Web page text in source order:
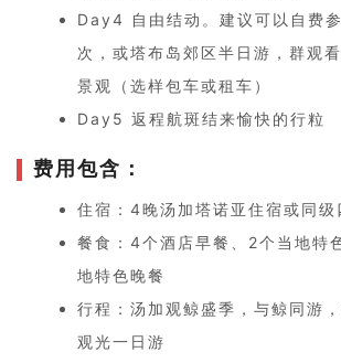
Day4 自由结动。建议可以自费
次，或塔布岛郊区半日游，群观
景观（选样包车或租车）
Day5 返程航斑结来愉快的行粒
费用包含：
住宿：4晚汤加塔诺亚住宿或同级
餐食：4个酒店早餐、2个当地特
地特色晚餐
行程：汤加观鲸盛季，与鲸同游
观光一日游